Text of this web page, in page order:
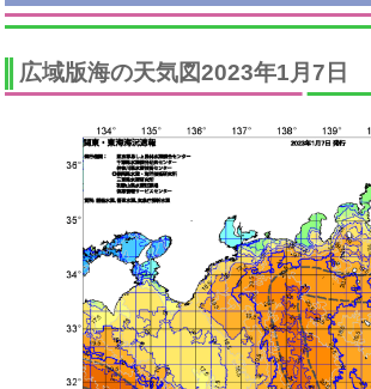
広域版海の天気図2023年1月7日